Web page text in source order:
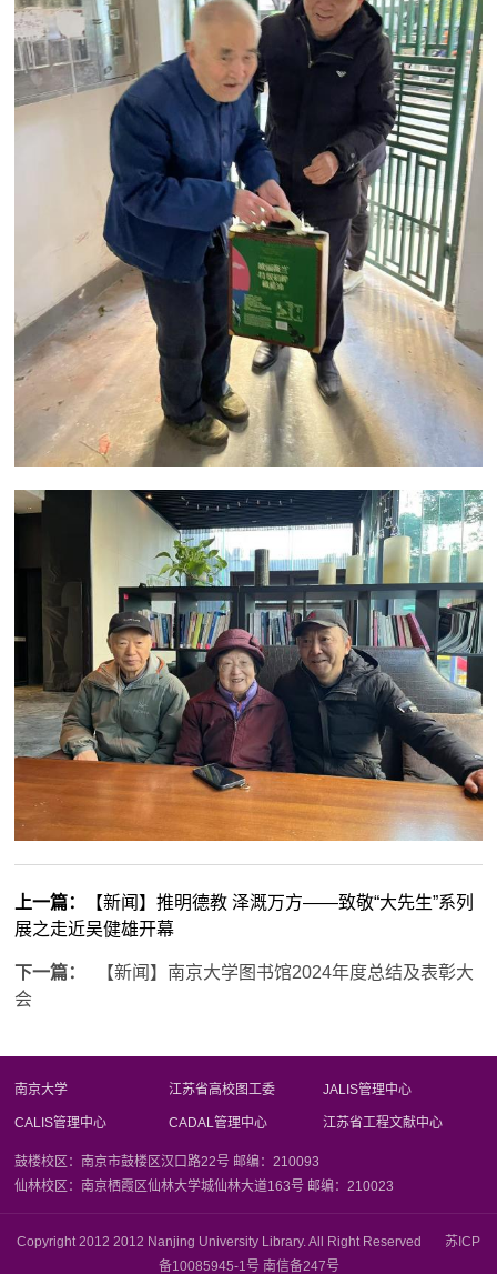
上一篇：
【新闻】推明德教 泽溉万方——致敬“大先生”系列
展之走近吴健雄开幕
下一篇：
【新闻】南京大学图书馆2024年度总结及表彰大
会
南京大学 江苏省高校图工委 JALIS管理中心
CALIS管理中心 CADAL管理中心 江苏省工程文献中心
鼓楼校区：南京市鼓楼区汉口路22号 邮编：210093
仙林校区：南京栖霞区仙林大学城仙林大道163号 邮编：210023
Copyright 2012 2012 Nanjing University Library. All Right Reserved 苏ICP
备10085945-1号 南信备247号